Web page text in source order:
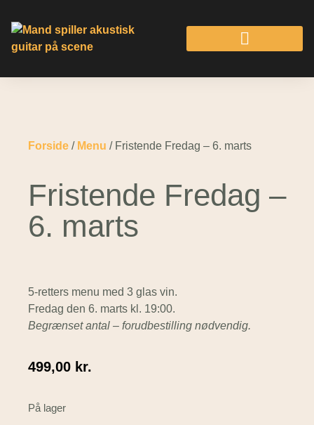
Forside / Menu / Fristende Fredag – 6. marts
Fristende Fredag –
6. marts
5-retters menu med 3 glas vin.
Fredag den 6. marts kl. 19:00.
Begrænset antal – forudbestilling nødvendig.
499,00 kr.
På lager